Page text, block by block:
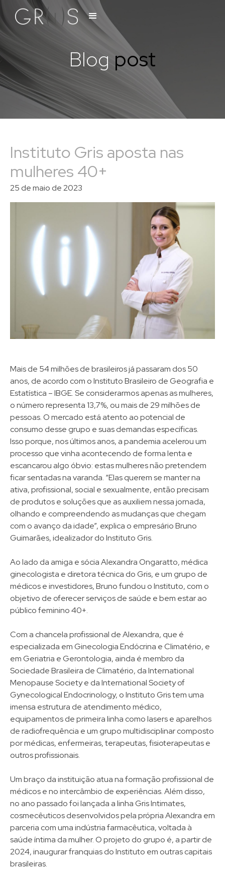
Blog post
Instituto Gris aposta nas
mulheres 40+
25 de maio de 2023
Mais de 54 milhões de brasileiros já passaram dos 50
anos, de acordo com o Instituto Brasileiro de Geografia e
Estatística – IBGE. Se considerarmos apenas as mulheres,
o número representa 13,7%, ou mais de 29 milhões de
pessoas. O mercado está atento ao potencial de
consumo desse grupo e suas demandas específicas.
Isso porque, nos últimos anos, a pandemia acelerou um
processo que vinha acontecendo de forma lenta e
escancarou algo óbvio: estas mulheres não pretendem
ficar sentadas na varanda. “Elas querem se manter na
ativa, profissional, social e sexualmente, então precisam
de produtos e soluções que as auxiliem nessa jornada,
olhando e compreendendo as mudanças que chegam
com o avanço da idade”, explica o empresário Bruno
Guimarães, idealizador do Instituto Gris.
Ao lado da amiga e sócia Alexandra Ongaratto, médica
ginecologista e diretora técnica do Gris, e um grupo de
médicos e investidores, Bruno fundou o Instituto, com o
objetivo de oferecer serviços de saúde e bem estar ao
público feminino 40+.
Com a chancela profissional de Alexandra, que é
especializada em Ginecologia Endócrina e Climatério, e
em Geriatria e Gerontologia, ainda é membro da
Sociedade Brasileira de Climatério, da International
Menopause Society e da International Society of
Gynecological Endocrinology, o Instituto Gris tem uma
imensa estrutura de atendimento médico,
equipamentos de primeira linha como lasers e aparelhos
de radiofrequência e um grupo multidisciplinar composto
por médicas, enfermeiras, terapeutas, fisioterapeutas e
outros profissionais.
Um braço da instituição atua na formação profissional de
médicos e no intercâmbio de experiências. Além disso,
no ano passado foi lançada a linha Gris Intimates,
cosmecêuticos desenvolvidos pela própria Alexandra em
parceria com uma indústria farmacêutica, voltada à
saúde íntima da mulher. O projeto do grupo é, a partir de
2024, inaugurar franquias do Instituto em outras capitais
brasileiras.